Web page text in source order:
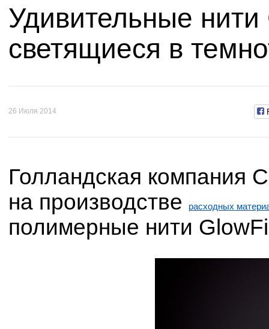
Удивительные
светящиеся в
26 Июля 2014
Голландская компания
на производстве
расходных
полимерные нити